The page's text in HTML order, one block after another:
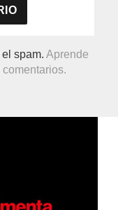
el spam.Aprende